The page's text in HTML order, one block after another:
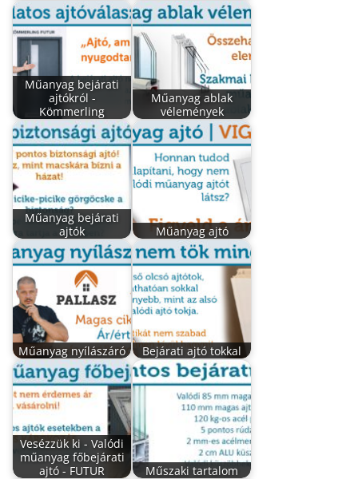
Műanyag bejárati
ajtókról -
Kömmerling
Műanyag ablak
vélemények
Műanyag bejárati
ajtók
Műanyag ajtó
Műanyag nyílászáró Bejárati ajtó tokkal
Vesézzük ki - Valódi
műanyag főbejárati
ajtó - FUTUR
Műszaki tartalom